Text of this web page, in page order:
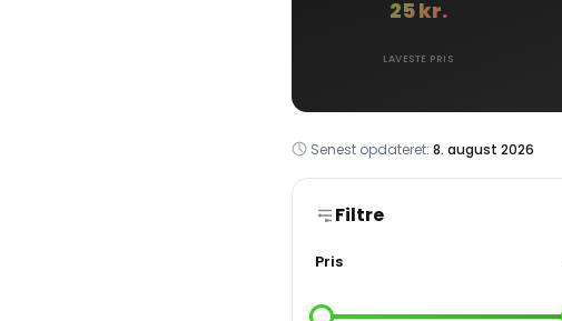
25 kr.
LAVESTE PRIS
Senest opdateret: 8. august 2026
Filtre
Pris